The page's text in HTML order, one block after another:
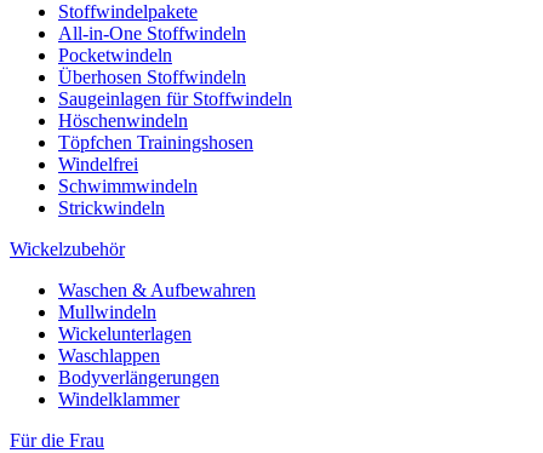
Stoffwindelpakete
All-in-One Stoffwindeln
Pocketwindeln
Überhosen Stoffwindeln
Saugeinlagen für Stoffwindeln
Höschenwindeln
Töpfchen Trainingshosen
Windelfrei
Schwimmwindeln
Strickwindeln
Wickelzubehör
Waschen & Aufbewahren
Mullwindeln
Wickelunterlagen
Waschlappen
Bodyverlängerungen
Windelklammer
Für die Frau